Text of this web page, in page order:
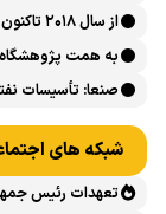
است
به همت
«اربعین حسینی در
صنعا: تأسیسات
شبکه های
تعهدات رئیس